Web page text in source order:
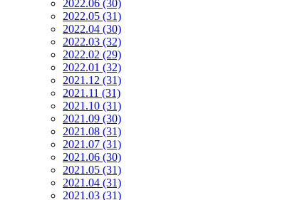
2022.06 (30)
2022.05 (31)
2022.04 (30)
2022.03 (32)
2022.02 (29)
2022.01 (32)
2021.12 (31)
2021.11 (31)
2021.10 (31)
2021.09 (30)
2021.08 (31)
2021.07 (31)
2021.06 (30)
2021.05 (31)
2021.04 (31)
2021.03 (31)